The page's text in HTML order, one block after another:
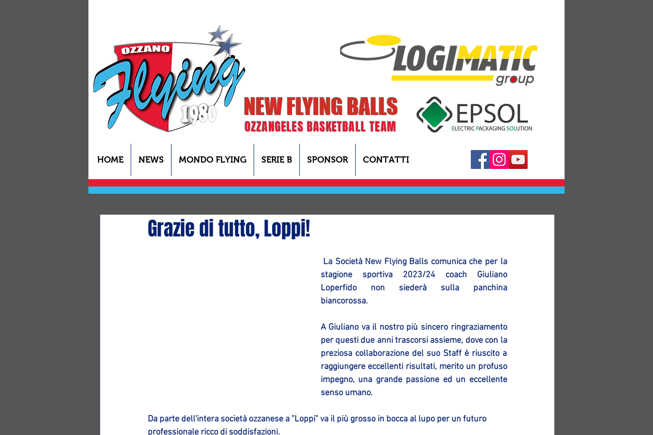
NEW FLYING BALLS
OZZANGELES BASKETBALL TEAM
HOME NEWS MONDO FLYING SERIE B SPONSOR CONTATTI
Grazie di tutto, Loppi!
stagione sportiva 2023/24 coach Giuliano
Loperfido non siederà sulla panchina
biancorossa.
A Giuliano va il nostro più sincero ringraziamento
per questi due anni trascorsi assieme, dove con la
preziosa collaborazione del suo Staff è riuscito a
raggiungere eccellenti risultati, merito un profuso
impegno, una grande passione ed un eccellente
senso umano.
Da parte dell'intera società ozzanese a "Loppi" va il più grosso in bocca al lupo per un futuro
professionale ricco di soddisfazioni.